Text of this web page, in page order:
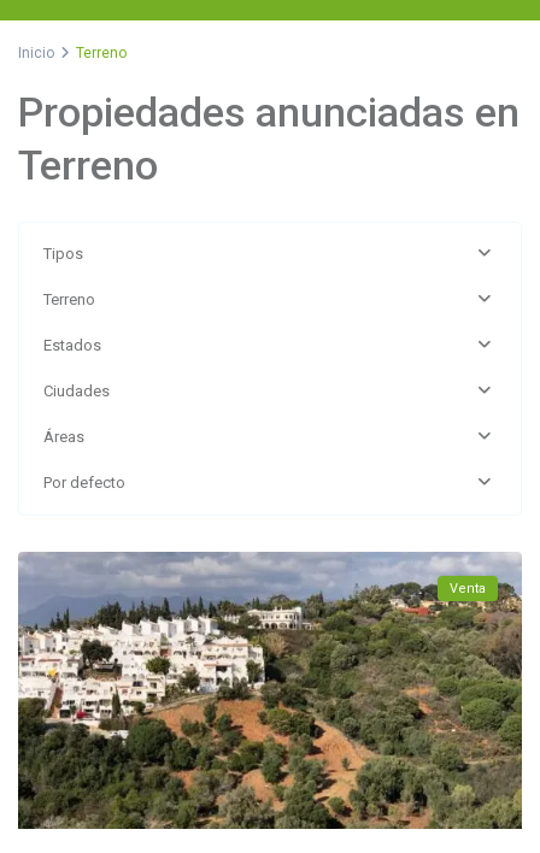
Inicio Terreno
Propiedades anunciadas en
Terreno
Tipos
Terreno
Estados
Ciudades
Áreas
Por defecto
Venta